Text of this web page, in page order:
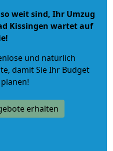
weit sind, Ihr Umzug
Kissingen wartet auf
und natürlich
, damit Sie Ihr Budget
erhalten